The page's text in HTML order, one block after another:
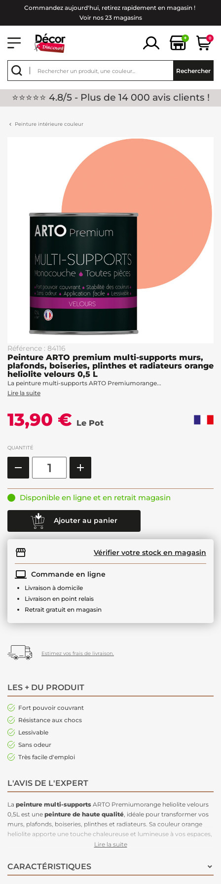
Commandez aujourd'hui, retirez rapidement en magasin !
Voir nos 23 magasins
+ 0
Rechercher
⭐⭐⭐⭐⭐ 4.8/5 - Plus de 14 000 avis clients !
Peinture intérieure couleur
Référence : 84116
Peinture ARTO premium multi-supports murs,
plafonds, boiseries, plinthes et radiateurs orange
heliolite velours 0,5 L
La peinture multi-supports ARTO Premiumorange...
Lire la suite
13,90 € Le Pot
QUANTITÉ
Disponible en ligne et en retrait magasin
Ajouter au panier
Vérifier votre stock en magasin
Commande en ligne
Livraison à domicile
Livraison en point relais
Retrait gratuit en magasin
Estimez vos frais de livraison.
LES + DU PRODUIT
Fort pouvoir couvrant
Résistance aux chocs
Lessivable
Sans odeur
Très facile d'emploi
L'AVIS DE L'EXPERT
La peinture multi-supports ARTO Premiumorange heliolite velours
0,5L est une peinture de haute qualité, idéale pour transformer vos
murs, plafonds, boiseries, plinthes et radiateurs. Sa couleur orange
heliolite apporte une touche chaleureuse et lumineuse à vos espaces,
tout en restant élégante grâce à son fini velours. Adaptée à tous types
et salissures, offrant à la fois esthétique et praticité. Elle
imperfections du supporttout en étantfacile à appliquer et
Lire la suite
CARACTÉRISTIQUES